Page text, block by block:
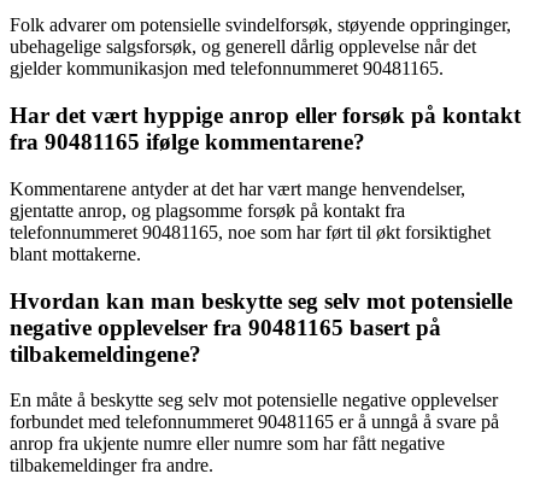
Folk advarer om potensielle svindelforsøk, støyende oppringinger,
ubehagelige salgsforsøk, og generell dårlig opplevelse når det
gjelder kommunikasjon med telefonnummeret 90481165.
Har det vært hyppige anrop eller forsøk på kontakt
fra 90481165 ifølge kommentarene?
Kommentarene antyder at det har vært mange henvendelser,
gjentatte anrop, og plagsomme forsøk på kontakt fra
telefonnummeret 90481165, noe som har ført til økt forsiktighet
blant mottakerne.
Hvordan kan man beskytte seg selv mot potensielle
negative opplevelser fra 90481165 basert på
tilbakemeldingene?
En måte å beskytte seg selv mot potensielle negative opplevelser
forbundet med telefonnummeret 90481165 er å unngå å svare på
anrop fra ukjente numre eller numre som har fått negative
tilbakemeldinger fra andre.